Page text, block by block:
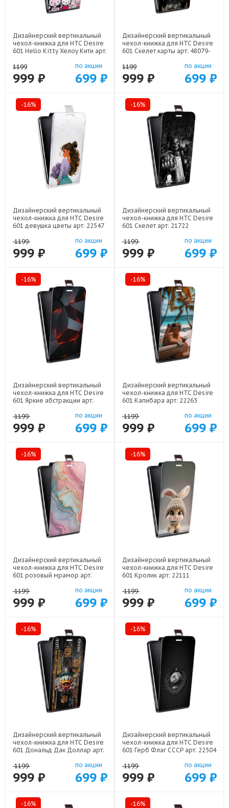
Дизайнерский вертикальный
чехол-книжка для HTC Desire
601 Hello Kitty Хелоу Кити арт:
1199
999 ₽
по акции
699 ₽
Дизайнерский вертикальный
чехол-книжка для HTC Desire
601 Скелет карты арт: 48079-
1199
999 ₽
по акции
699 ₽
-16%
Дизайнерский вертикальный
чехол-книжка для HTC Desire
601 девушка цветы арт: 22547
1199
999 ₽
по акции
699 ₽
-16%
Дизайнерский вертикальный
чехол-книжка для HTC Desire
601 Скелет арт: 21722
1199
999 ₽
по акции
699 ₽
-16%
Дизайнерский вертикальный
чехол-книжка для HTC Desire
601 Яркие абстракции арт:
1199
999 ₽
по акции
699 ₽
-16%
Дизайнерский вертикальный
чехол-книжка для HTC Desire
601 Капибара арт: 22263
1199
999 ₽
по акции
699 ₽
-16%
Дизайнерский вертикальный
чехол-книжка для HTC Desire
601 розовый мрамор арт:
1199
999 ₽
по акции
699 ₽
-16%
Дизайнерский вертикальный
чехол-книжка для HTC Desire
601 Кролик арт: 22111
1199
999 ₽
по акции
699 ₽
-16%
Дизайнерский вертикальный
чехол-книжка для HTC Desire
601 Дональд Дак Доллар арт:
1199
999 ₽
по акции
699 ₽
-16%
Дизайнерский вертикальный
чехол-книжка для HTC Desire
601 Герб Флаг СССР арт: 22504
1199
999 ₽
по акции
699 ₽
-16% -16%